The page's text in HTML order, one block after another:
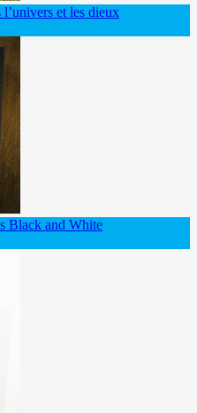
et les dieux
Black and White